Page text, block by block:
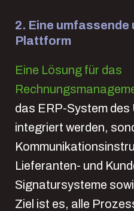
2. Eine umfassende
Plattform
Eine Lösung für das
das ERP-System des
integriert werden,
Lieferanten- und
Signatursysteme
Ziel ist es, alle